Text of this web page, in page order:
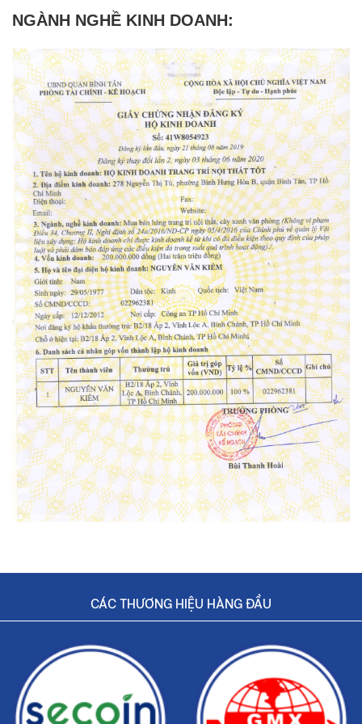
NGÀNH NGHỀ KINH DOANH:
CÁC THƯƠNG HIỆU HÀNG ĐẦU